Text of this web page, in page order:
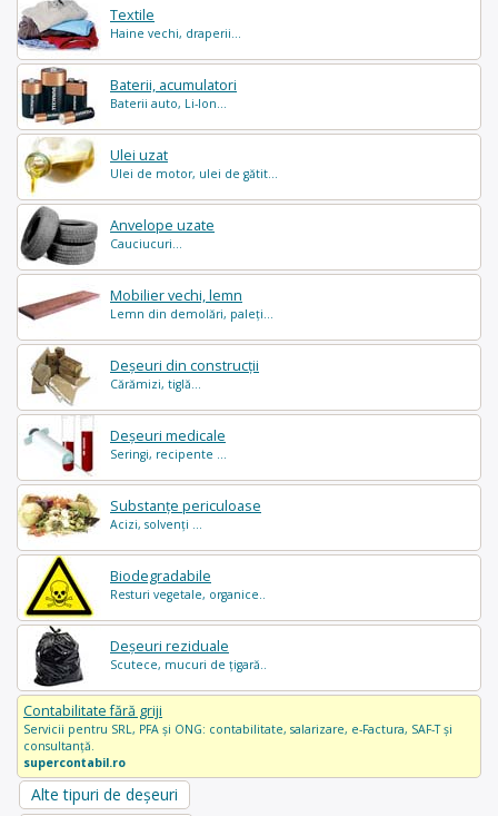
Textile
Haine vechi, draperii...
Baterii, acumulatori
Baterii auto, Li-Ion...
Ulei uzat
Ulei de motor, ulei de gătit...
Anvelope uzate
Cauciucuri...
Mobilier vechi, lemn
Lemn din demolări, paleți...
Deșeuri din construcții
Cărămizi, tiglă...
Deșeuri medicale
Seringi, recipente ...
Substanțe periculoase
Acizi, solvenți ...
Biodegradabile
Resturi vegetale, organice..
Deșeuri reziduale
Scutece, mucuri de țigară..
Contabilitate fără griji
Servicii pentru SRL, PFA și ONG: contabilitate, salarizare, e-Factura, SAF-T și
consultanță.
supercontabil.ro
Alte tipuri de deșeuri